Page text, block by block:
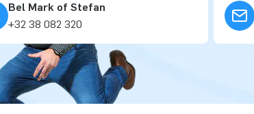
Bel Mark of Stefan
+32 38 082 320